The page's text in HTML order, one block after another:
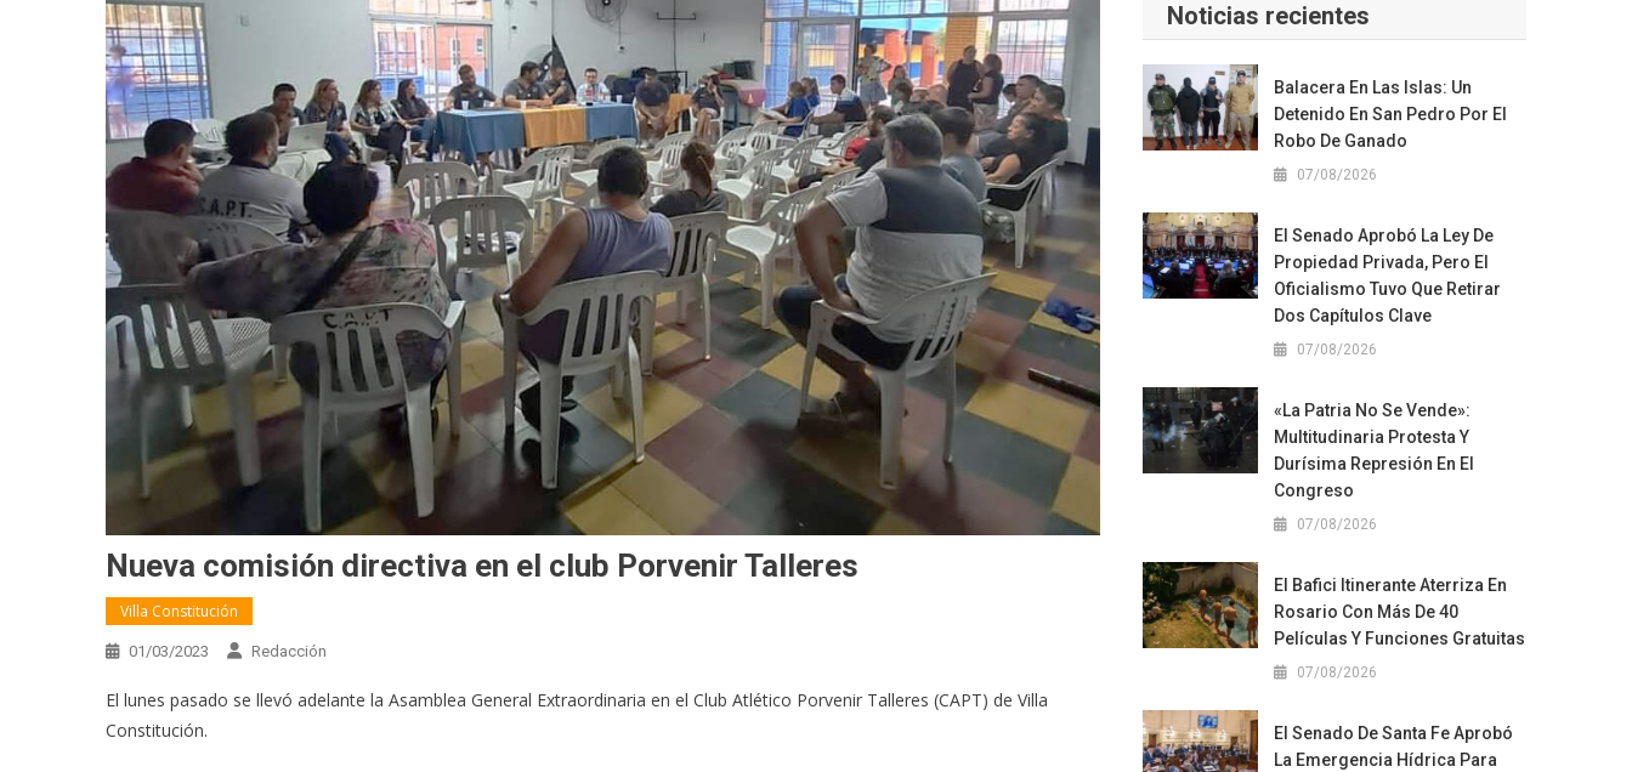
Nueva comisión directiva en el club Porvenir Talleres
Villa Constitución
01/03/2023 Redacción
El lunes pasado se llevó adelante la Asamblea General Extraordinaria en el Club Atlético Porvenir Talleres (CAPT) de Villa
Constitución.
Noticias recientes
Balacera En Las Islas: Un
Detenido En San Pedro Por El
Robo De Ganado
07/08/2026
El Senado Aprobó La Ley De
Propiedad Privada, Pero El
Oficialismo Tuvo Que Retirar
Dos Capítulos Clave
07/08/2026
«La Patria No Se Vende»:
Multitudinaria Protesta Y
Durísima Represión En El
Congreso
07/08/2026
El Bafici Itinerante Aterriza En
Rosario Con Más De 40
Películas Y Funciones Gratuitas
07/08/2026
El Senado De Santa Fe Aprobó
La Emergencia Hídrica Para